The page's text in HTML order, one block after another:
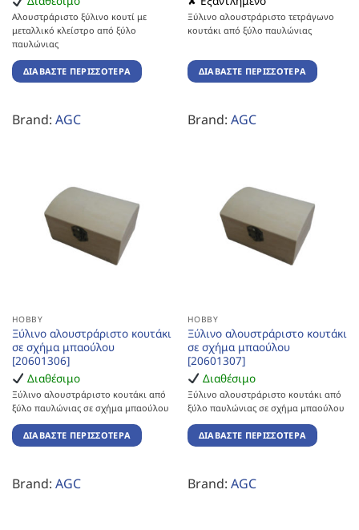
Αλουστράριστο ξύλινο κουτί με
μεταλλικό κλείστρο από ξύλο
παυλώνιας
ΔΙΑΒΆΣΤΕ ΠΕΡΙΣΣΌΤΕΡΑ
Brand: AGC
Ξύλινο αλουστράριστο τετράγωνο
κουτάκι από ξύλο παυλώνιας
ΔΙΑΒΆΣΤΕ ΠΕΡΙΣΣΌΤΕΡΑ
Brand: AGC
HOBBY
Ξύλινο αλουστράριστο κουτάκι
σε σχήμα μπαούλου
[20601306]
Διαθέσιμο
Ξύλινο αλουστράριστο κουτάκι από
ξύλο παυλώνιας σε σχήμα μπαούλου
ΔΙΑΒΆΣΤΕ ΠΕΡΙΣΣΌΤΕΡΑ
Brand: AGC
HOBBY
Ξύλινο αλουστράριστο κουτάκι
σε σχήμα μπαούλου
[20601307]
Διαθέσιμο
Ξύλινο αλουστράριστο κουτάκι από
ξύλο παυλώνιας σε σχήμα μπαούλου
ΔΙΑΒΆΣΤΕ ΠΕΡΙΣΣΌΤΕΡΑ
Brand: AGC